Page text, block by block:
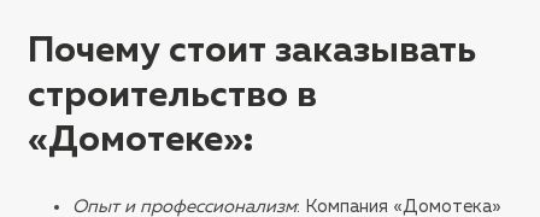
Почему стоит заказывать
строительство в
«Домотеке»:
Опыт и профессионализм: Компания «Домотека»